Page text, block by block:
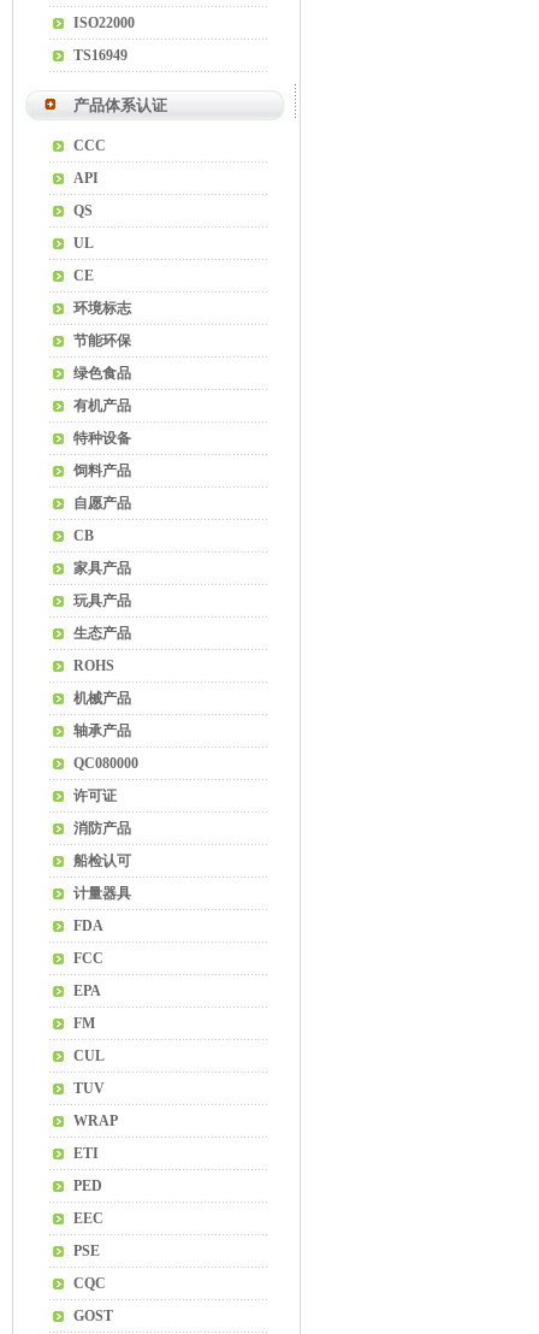
ISO22000
TS16949
产品体系认证
CCC
API
QS
UL
CE
环境标志
节能环保
绿色食品
有机产品
特种设备
饲料产品
自愿产品
CB
家具产品
玩具产品
生态产品
ROHS
机械产品
轴承产品
QC080000
许可证
消防产品
船检认可
计量器具
FDA
FCC
EPA
FM
CUL
TUV
WRAP
ETI
PED
EEC
PSE
CQC
GOST